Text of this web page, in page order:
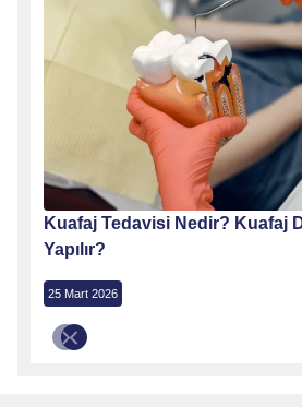
Kuafaj Tedavisi Nedir? Kuafaj
Yapılır?
25 Mart 2026